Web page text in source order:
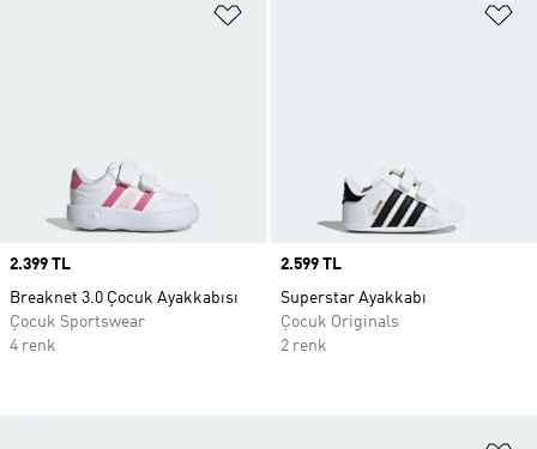
Price
2.399 TL
Breaknet 3.0 Çocuk Ayakkabısı
Çocuk Sportswear
4 renk
Price
2.599 TL
Superstar Ayakkabı
Çocuk Originals
2 renk